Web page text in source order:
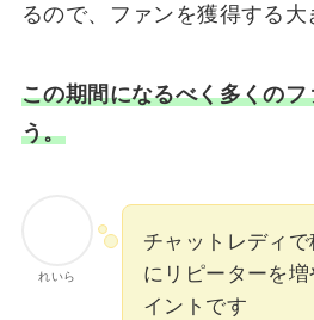
るので、ファンを獲得する大
この期間になるべく多くの
う。
れいら
チャットレディ
にリピーターを
イントです